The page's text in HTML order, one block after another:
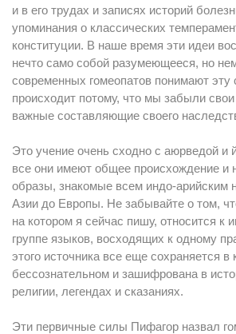
и в его трудах и записях историй
упоминания о классических
конституции. В наше время эти идеи
нечто само собой разумеющееся, но
современных гомеопатов понимают эту
происходит потому, что мы забыли
важные составляющие своего
Это учение очень сходно с аюрведой и
все они имеют общее происхождение и
образы, знакомые всем индо-арийским
Азии до Европы. Не забывайте о том,
на котором я сейчас пишу, относится к
группе языков, восходящих к одному
этого источника все еще сохраняется в
бессознательном и зашифрована в
религии, легендах и сказаниях.
Эти первичные силы Пифагор назвал